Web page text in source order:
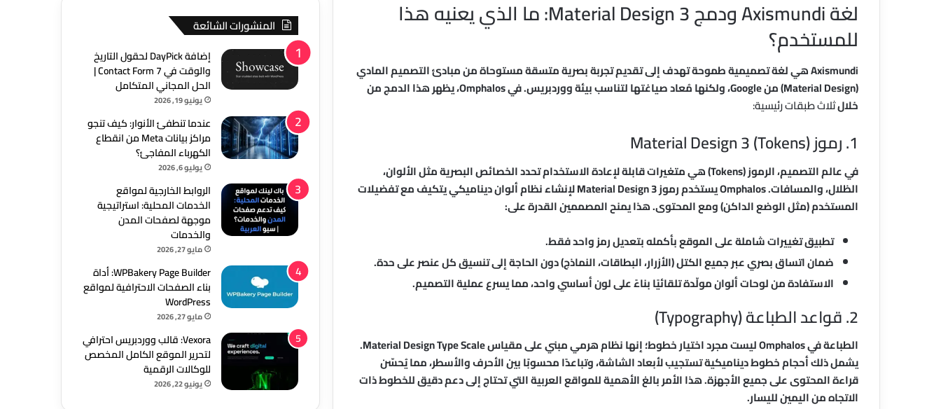
لغة Axismundi ودمج Material Design 3: ما الذي يعنيه هذا
للمستخدم؟
Axismundi هي لغة تصميمية طموحة تهدف إلى تقديم تجربة بصرية متسقة مستوحاة من مبادئ التصميم المادي
(Material Design) من Google، ولكنها مُعاد صياغتها لتناسب بيئة ووردبريس. في Omphalos، يظهر هذا الدمج من
خلالثلاث طبقات رئيسية:
1. رموز Material Design 3 (Tokens)
في عالم التصميم، الرموز (Tokens) هي متغيرات قابلة لإعادة الاستخدام تحدد الخصائص البصرية مثل الألوان،
الظلال، والمسافات. Omphalos يستخدم رموز Material Design 3 لإنشاء نظام ألوان ديناميكي يتكيف مع تفضيلات
المستخدم (مثل الوضع الداكن) ومع المحتوى. هذا يمنح المصممين القدرة على:
تطبيق تغييرات شاملة على الموقع بأكمله بتعديل رمز واحد فقط.
ضمان اتساق بصري عبر جميع الكتل (الأزرار، البطاقات، النماذج) دون الحاجة إلى تنسيق كل عنصر على حدة.
الاستفادة من لوحات ألوان مولّدة تلقائيًا بناءً على لون أساسي واحد، مما يسرع عملية التصميم.
2. قواعد الطباعة (Typography)
الطباعة في Omphalos ليست مجرد اختيار خطوط؛ إنها نظام هرمي مبني على مقياس Material Design Type Scale.
يشمل ذلك أحجام خطوط ديناميكية تستجيب لأبعاد الشاشة، وتباعدًا محسوبًا بين الأحرف والأسطر، مما يُحسّن
قراءة المحتوى على جميع الأجهزة. هذا الأمر بالغ الأهمية للمواقع العربية التي تحتاج إلى دعم دقيق للخطوط ذات
الاتجاه من اليمين لليسار.
المنشورات الشائعة
إضافة DayPick لحقول التاريخ
والوقت في Contact Form 7 |
الحل المجاني المتكامل
يونيو 19, 2026
عندما تنطفئ الأنوار: كيف تنجو
مراكز بيانات Meta من انقطاع
الكهرباء المفاجئ؟
يوليو 6, 2026
الروابط الخارجية لمواقع
الخدمات المحلية: استراتيجية
موجهة لصفحات المدن
والخدمات
مايو 27, 2026
WPBakery Page Builder: أداة
بناء الصفحات الاحترافية لمواقع
WordPress
مايو 27, 2026
Vexora: قالب ووردبريس احترافي
لتحرير الموقع الكامل المخصص
للوكالات الرقمية
يونيو 22, 2026